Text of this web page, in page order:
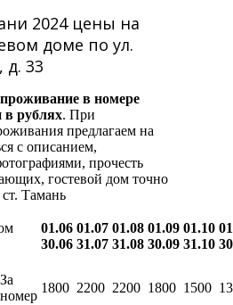
2024 цены на
доме по ул.
д. 33
в номере
в рублях. При
предлагаем на
с описанием,
прочесть
гостевой дом точно
Тамань
01.06
30.06
01.07
31.07
01.08
31.08
01.09
30.09
01.10
31.10
За
номер
1800 2200 2200 1800 1500